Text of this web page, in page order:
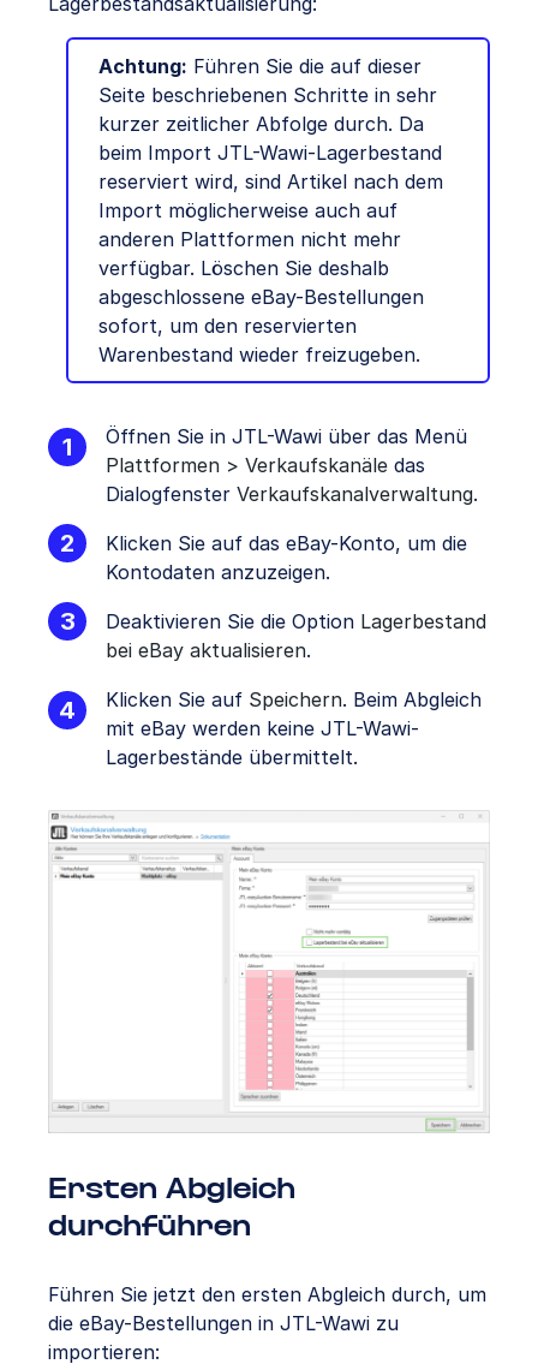
Achtung: Führen Sie die auf dieser
Seite beschriebenen Schritte in sehr
kurzer zeitlicher Abfolge durch. Da
beim Import JTL-Wawi-Lagerbestand
reserviert wird, sind Artikel nach dem
Import möglicherweise auch auf
anderen Plattformen nicht mehr
verfügbar. Löschen Sie deshalb
abgeschlossene eBay-Bestellungen
sofort, um den reservierten
Warenbestand wieder freizugeben.
Öffnen Sie in JTL-Wawi über das Menü
Plattformen > Verkaufskanäle das
Dialogfenster Verkaufskanalverwaltung.
Klicken Sie auf das eBay-Konto, um die
Kontodaten anzuzeigen.
Deaktivieren Sie die Option Lagerbestand
bei eBay aktualisieren.
Klicken Sie auf Speichern. Beim Abgleich
mit eBay werden keine JTL-Wawi-
Lagerbestände übermittelt.
Ersten Abgleich
durchführen
Führen Sie jetzt den ersten Abgleich durch, um
die eBay-Bestellungen in JTL-Wawi zu
importieren: